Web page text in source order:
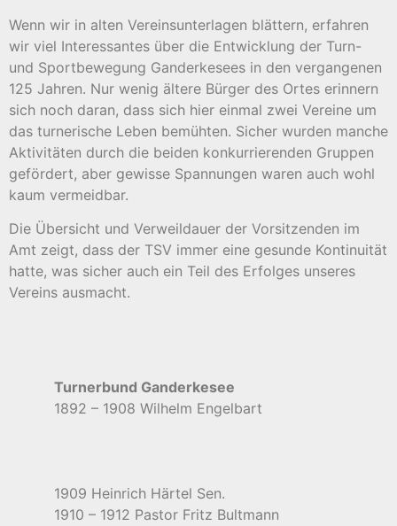
Wenn wir in alten Vereinsunterlagen blättern, erfahren
wir viel Interessantes über die Entwicklung der Turn-
und Sportbewegung Ganderkesees in den vergangenen
125 Jahren. Nur wenig ältere Bürger des Ortes erinnern
sich noch daran, dass sich hier einmal zwei Vereine um
das turnerische Leben bemühten. Sicher wurden manche
Aktivitäten durch die beiden konkurrierenden Gruppen
gefördert, aber gewisse Spannungen waren auch wohl
kaum vermeidbar.
Die Übersicht und Verweildauer der Vorsitzenden im
Amt zeigt, dass der TSV immer eine gesunde Kontinuität
hatte, was sicher auch ein Teil des Erfolges unseres
Vereins ausmacht.
Turnerbund Ganderkesee
1892 – 1908 Wilhelm Engelbart
1909 Heinrich Härtel Sen.
1910 – 1912 Pastor Fritz Bultmann